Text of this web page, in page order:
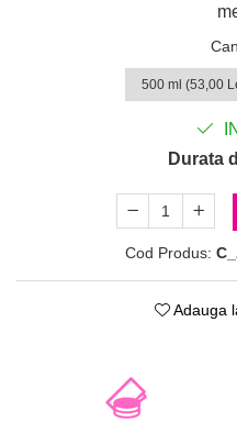
Durata
Cod Produs:
Adauga